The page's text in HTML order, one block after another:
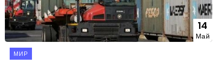
14
Май
МИР